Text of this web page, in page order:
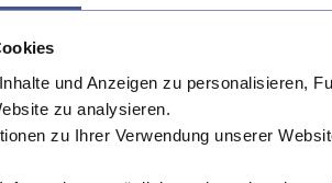
und Anzeigen zu personalisieren,
zu analysieren.
zu Ihrer Verwendung unserer
Sie kombinieren
geht dabei weit über einfache
eingesetzt werden und kann
Beratungen eingesetzt werden.
Kundenerlebnis!